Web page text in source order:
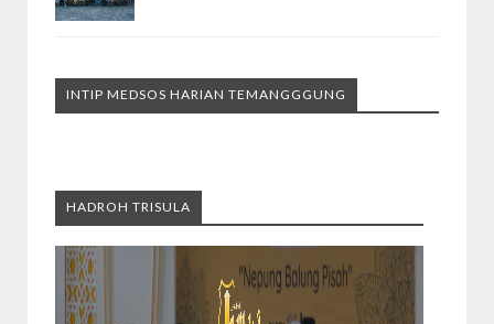
INTIP MEDSOS HARIAN TEMANGGGUNG
HADROH TRISULA